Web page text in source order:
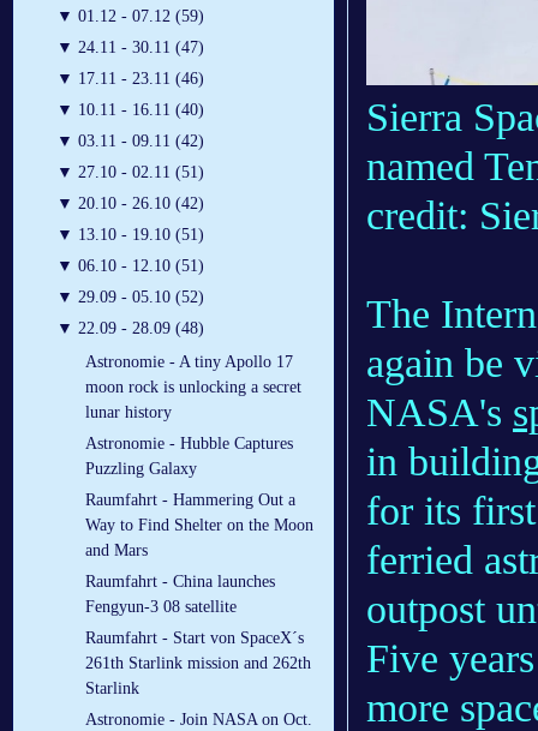
▼ 01.12 - 07.12 (59)
▼ 24.11 - 30.11 (47)
▼ 17.11 - 23.11 (46)
▼ 10.11 - 16.11 (40)
▼ 03.11 - 09.11 (42)
▼ 27.10 - 02.11 (51)
▼ 20.10 - 26.10 (42)
▼ 13.10 - 19.10 (51)
▼ 06.10 - 12.10 (51)
▼ 29.09 - 05.10 (52)
▼ 22.09 - 28.09 (48)
Astronomie - A tiny Apollo 17
moon rock is unlocking a secret
lunar history
Astronomie - Hubble Captures
Puzzling Galaxy
Raumfahrt - Hammering Out a
Way to Find Shelter on the Moon
and Mars
Raumfahrt - China launches
Fengyun-3 08 satellite
Raumfahrt - Start von SpaceX´s
261th Starlink mission and 262th
Starlink
Astronomie - Join NASA on Oct.
Sierra
named
credit:
The
again be
NASA's
in
for its first
ferried
outpost
Five
more